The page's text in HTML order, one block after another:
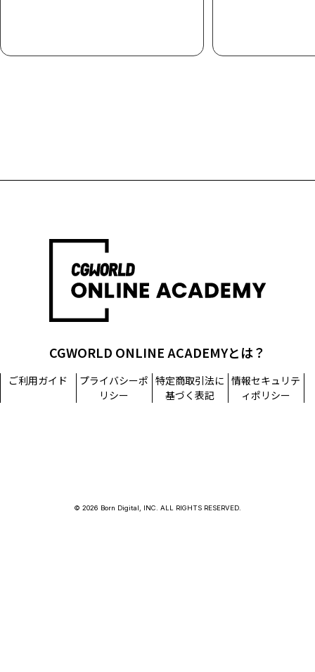
CGWORLD ONLINE ACADEMYとは？
ご利用ガイド
プライバシーポ
リシー
特定商取引法に
基づく表記
情報セキュリテ
ィポリシー
© 2026 Born Digital, INC. ALL RIGHTS RESERVED.